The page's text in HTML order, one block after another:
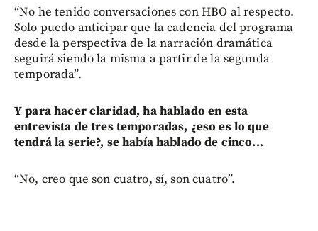
“No he tenido conversaciones con HBO al respecto.
Solo puedo anticipar que la cadencia del programa
desde la perspectiva de la narración dramática
seguirá siendo la misma a partir de la segunda
temporada”.
Y para hacer claridad, ha hablado en esta
entrevista de tres temporadas, ¿eso es lo que
tendrá la serie?, se había hablado de cinco...
“No, creo que son cuatro, sí, son cuatro”.